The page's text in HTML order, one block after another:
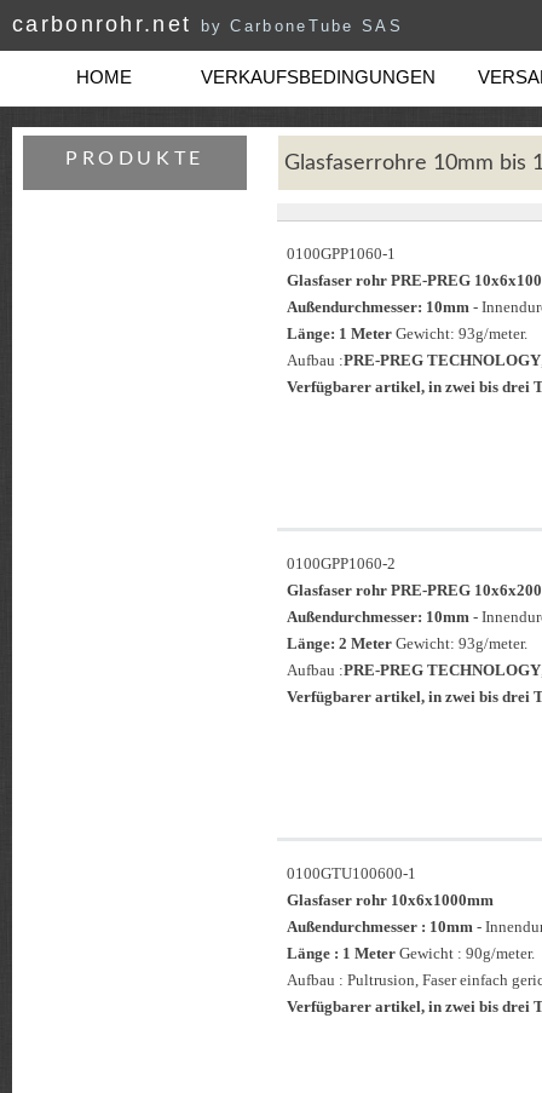
carbonrohr.net by CarboneTube SAS
HOME VERKAUFSBEDINGUNGEN
PRODUKTE Glasfaserrohre 10mm bis
0100GPP1060-1
Glasfaser rohr PRE-PREG
Außendurchmesser: 10mm -
Länge: 1 Meter Gewicht: 93g/meter.
Aufbau :PRE-PREG TECHNOLOGY
Verfügbarer artikel, in zwei bis drei
0100GPP1060-2
Glasfaser rohr PRE-PREG
Außendurchmesser: 10mm -
Länge: 2 Meter Gewicht: 93g/meter.
Aufbau :PRE-PREG TECHNOLOGY
Verfügbarer artikel, in zwei bis drei
0100GTU100600-1
Glasfaser rohr 10x6x1000mm
Außendurchmesser : 10mm -
Länge : 1 Meter Gewicht : 90g/meter.
Aufbau : Pultrusion, Faser einfach
Verfügbarer artikel, in zwei bis drei